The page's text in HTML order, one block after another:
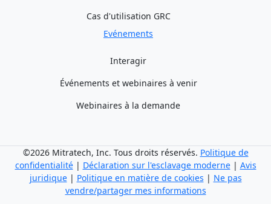
Cas d'utilisation GRC
Evénements
Interagir
Événements et webinaires à venir
Webinaires à la demande
©2026 Mitratech, Inc. Tous droits réservés. Politique de
confidentialité| Déclaration sur l'esclavage moderne| Avis
juridique| Politique en matière de cookies | Ne pas
vendre/partager mes informations